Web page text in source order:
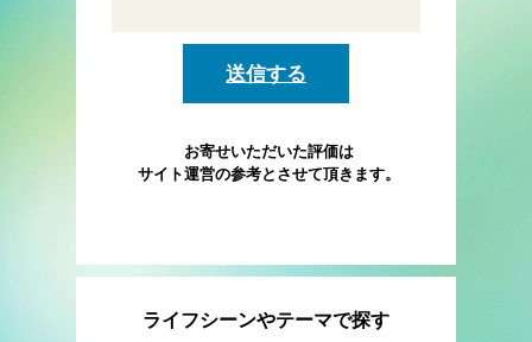
お寄せいただいた評価は
サイト運営の参考とさせて頂きます。
ライフシーンやテーマで探す